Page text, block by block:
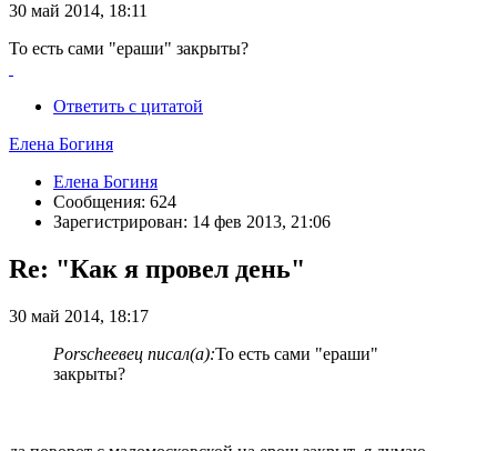
30 май 2014, 18:11
То есть сами "ераши" закрыты?
Ответить с цитатой
Елена Богиня
Елена Богиня
Сообщения: 624
Зарегистрирован: 14 фев 2013, 21:06
Re: "Как я провел день"
30 май 2014, 18:17
Porscheeвец писал(а):То есть сами "ераши"
закрыты?